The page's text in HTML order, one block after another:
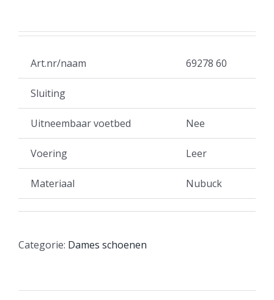
Art.nr/naam 69278 60
Sluiting
Uitneembaar voetbed Nee
Voering Leer
Materiaal Nubuck
Categorie: Dames schoenen